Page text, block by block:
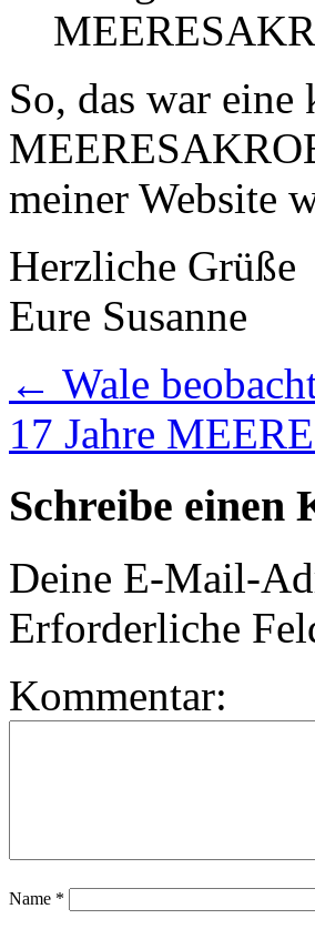
So, das war eine
meiner Website
Herzliche Grüße
Eure Susanne
← Wale
17 Jahre
Schreibe einen
Deine E-Mail-
Erforderliche
Kommentar:
Name *